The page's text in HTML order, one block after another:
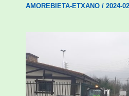
AMOREBIETA-ETXANO/ 2024-